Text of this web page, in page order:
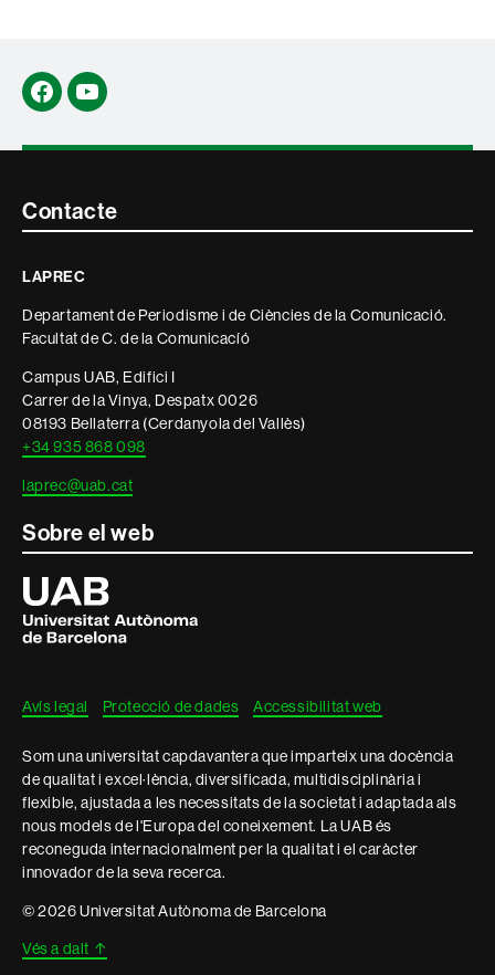
FacebookYouTube
Contacte
informació
legal
Contacte
LAPREC
Departament de Periodisme i de Ciències de la Comunicació.
Facultat de C. de la Comunicacíó
Campus UAB, Edifici I
Carrer de la Vinya, Despatx 0026
08193 Bellaterra (Cerdanyola del Vallès)
+34 935 868 098
laprec@uab.cat
Sobre el web
Universitat
Autònoma
de
Barcelona
Avís legal Protecció de dades Accessibilitat web
Som una universitat capdavantera que imparteix una docència
de qualitat i excel·lència, diversificada, multidisciplinària i
flexible, ajustada a les necessitats de la societat i adaptada als
nous models de l'Europa del coneixement. La UAB és
reconeguda internacionalment per la qualitat i el caràcter
innovador de la seva recerca.
© 2026 Universitat Autònoma de Barcelona
Vés a dalt ↑